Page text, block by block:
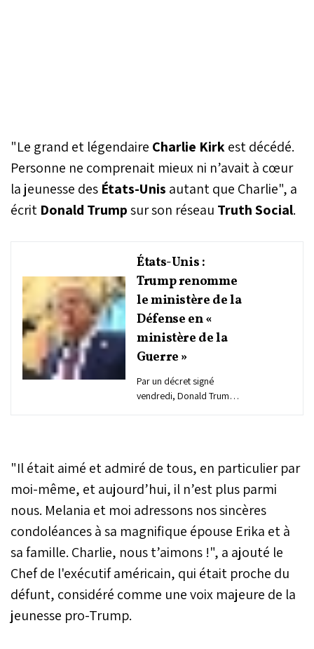
"Le grand et légendaire Charlie Kirkest décédé.
Personne ne comprenait mieux ni n’avait à cœur
la jeunesse des États-Unis autant que Charlie", a
écrit Donald Trumpsur son réseau Truth Social.
États-Unis :
Trump renomme
le ministère de la
Défense en «
ministère de la
Guerre »
Par un décret signé
vendredi, Donald Trump a
Département de la
Défense. Une décision
symbolique qui, selon lui,
reflète la force militaire
des États-Unis et marque
une nouvelle rupture avec
l’héritage institutionnel
d’après-guerre.
"Il était aimé et admiré de tous, en particulier par
moi-même, et aujourd’hui, il n’est plus parmi
nous. Melania et moi adressons nos sincères
condoléances à sa magnifique épouse Erika et à
sa famille. Charlie, nous t’aimons !", a ajouté le
Chef de l'exécutif américain, qui était proche du
défunt, considéré comme une voix majeure de la
jeunesse pro-Trump.